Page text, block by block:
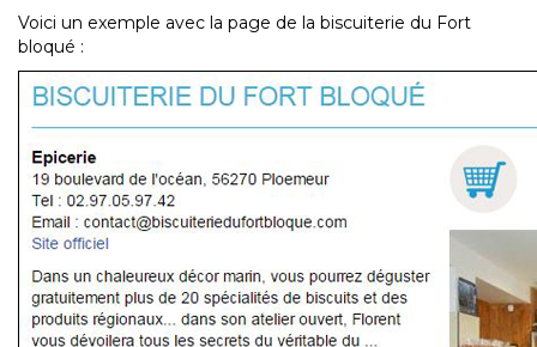
Voici un exemple avec la page de la biscuiterie du Fort
bloqué :